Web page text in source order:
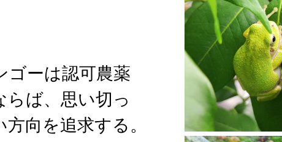
ゴーは認可農薬
らば、思い切っ
向を追求する。